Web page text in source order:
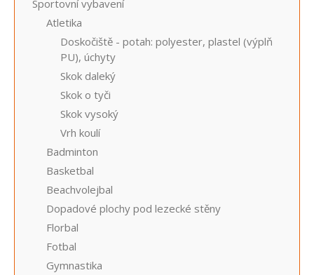
Sportovní vybavení
Atletika
Doskočiště - potah: polyester, plastel (výplň
PU), úchyty
Skok daleký
Skok o tyči
Skok vysoký
Vrh koulí
Badminton
Basketbal
Beachvolejbal
Dopadové plochy pod lezecké stěny
Florbal
Fotbal
Gymnastika